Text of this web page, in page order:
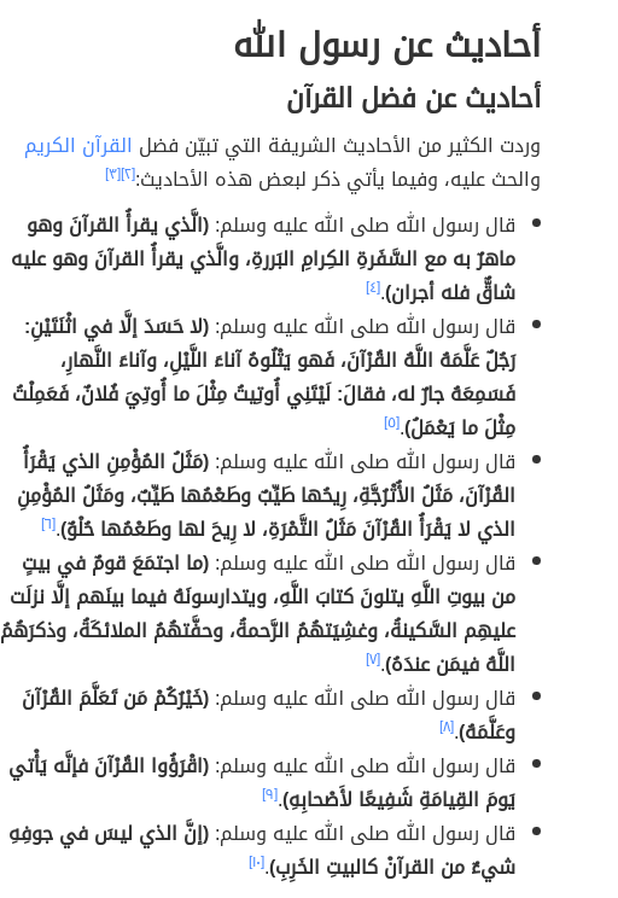
أحاديث عن رسول الله
أحاديث عن فضل القرآن
وردت الكثير من الأحاديث الشريفة التي تبيّن فضل القرآن الكريم
والحث عليه، وفيما يأتي ذكر لبعض هذه الأحاديث:[٢] [٣]
قال رسول الله صلى الله عليه وسلم:(الَّذي يقرأُ القرآنَ وهو
ماهرٌ به مع السَّفَرةِ الكِرامِ البَررةِ، والَّذي يقرأُ القرآنَ وهو عليه
شاقٌّ فله أجران).[٤]
قال رسول الله صلى الله عليه وسلم:(لا حَسَدَ إلَّا في اثْنَتَيْنِ:
رَجُلٌ عَلَّمَهُ اللَّهُ القُرْآنَ، فَهو يَتْلُوهُ آناءَ اللَّيْلِ، وآناءَ النَّهارِ،
فَسَمِعَهُ جارٌ له، فقالَ: لَيْتَنِي أُوتِيتُ مِثْلَ ما أُوتِيَ فُلانٌ، فَعَمِلْتُ
مِثْلَ ما يَعْمَلُ).[٥]
قال رسول الله صلى الله عليه وسلم:(مَثَلُ المُؤْمِنِ الذي يَقْرَأُ
القُرْآنَ، مَثَلُ الأُتْرُجَّةِ، رِيحُها طَيِّبٌ وطَعْمُها طَيِّبٌ، ومَثَلُ المُؤْمِنِ
الذي لا يَقْرَأُ القُرْآنَ مَثَلُ التَّمْرَةِ، لا رِيحَ لها وطَعْمُها حُلْوٌ).[٦]
قال رسول الله صلى الله عليه وسلم:(ما اجتمَعَ قومٌ في بيتٍ
من بيوتِ اللَّهِ يتلونَ كتابَ اللَّهِ، ويتدارسونَهُ فيما بينَهم إلَّا نزلَت
عليهِم السَّكينةُ، وغشِيَتهُمُ الرَّحمةُ، وحفَّتهُمُ الملائكَةُ، وذكرَهُمُ
اللَّهُ فيمَن عندَهُ).[٧]
قال رسول الله صلى الله عليه وسلم:(خَيْرُكُمْ مَن تَعَلَّمَ القُرْآنَ
وعَلَّمَهُ).[٨]
قال رسول الله صلى الله عليه وسلم:(اقْرَؤُوا القُرْآنَ فإنَّه يَأْتي
يَومَ القِيامَةِ شَفِيعًا لأَصْحابِهِ).[٩]
قال رسول الله صلى الله عليه وسلم:(إنَّ الذي ليسَ في جوفِهِ
شيءٌ من القرآنْ كالبيتِ الخَرِبِ).[١٠]